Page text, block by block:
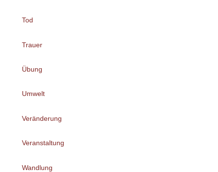
Tod
Trauer
Übung
Umwelt
Veränderung
Veranstaltung
Wandlung